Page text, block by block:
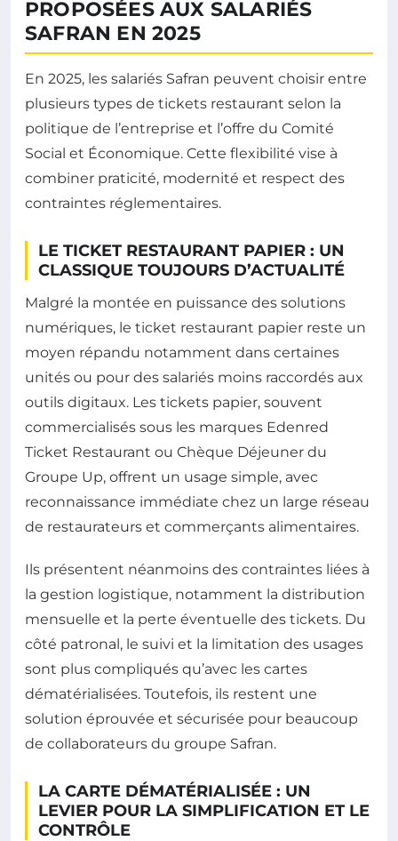
PROPOSÉES AUX SALARIÉS
SAFRAN EN 2025
En 2025, les salariés Safran peuvent choisir entre
plusieurs types de tickets restaurant selon la
politique de l’entreprise et l’offre du Comité
Social et Économique. Cette flexibilité vise à
combiner praticité, modernité et respect des
contraintes réglementaires.
LE TICKET RESTAURANT PAPIER : UN
CLASSIQUE TOUJOURS D’ACTUALITÉ
Malgré la montée en puissance des solutions
numériques, le ticket restaurant papier reste un
moyen répandu notamment dans certaines
unités ou pour des salariés moins raccordés aux
outils digitaux. Les tickets papier, souvent
commercialisés sous les marques Edenred
Ticket Restaurant ou Chèque Déjeuner du
Groupe Up, offrent un usage simple, avec
reconnaissance immédiate chez un large réseau
de restaurateurs et commerçants alimentaires.
Ils présentent néanmoins des contraintes liées à
la gestion logistique, notamment la distribution
mensuelle et la perte éventuelle des tickets. Du
côté patronal, le suivi et la limitation des usages
sont plus compliqués qu’avec les cartes
dématérialisées. Toutefois, ils restent une
solution éprouvée et sécurisée pour beaucoup
de collaborateurs du groupe Safran.
LA CARTE DÉMATÉRIALISÉE : UN
LEVIER POUR LA SIMPLIFICATION ET LE
CONTRÔLE